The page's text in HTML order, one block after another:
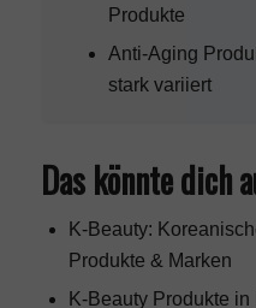
Produkte
Anti-Aging
stark variiert
Das könnte dich
K-Beauty:
Produkte & Marken
K-Beauty Produkte